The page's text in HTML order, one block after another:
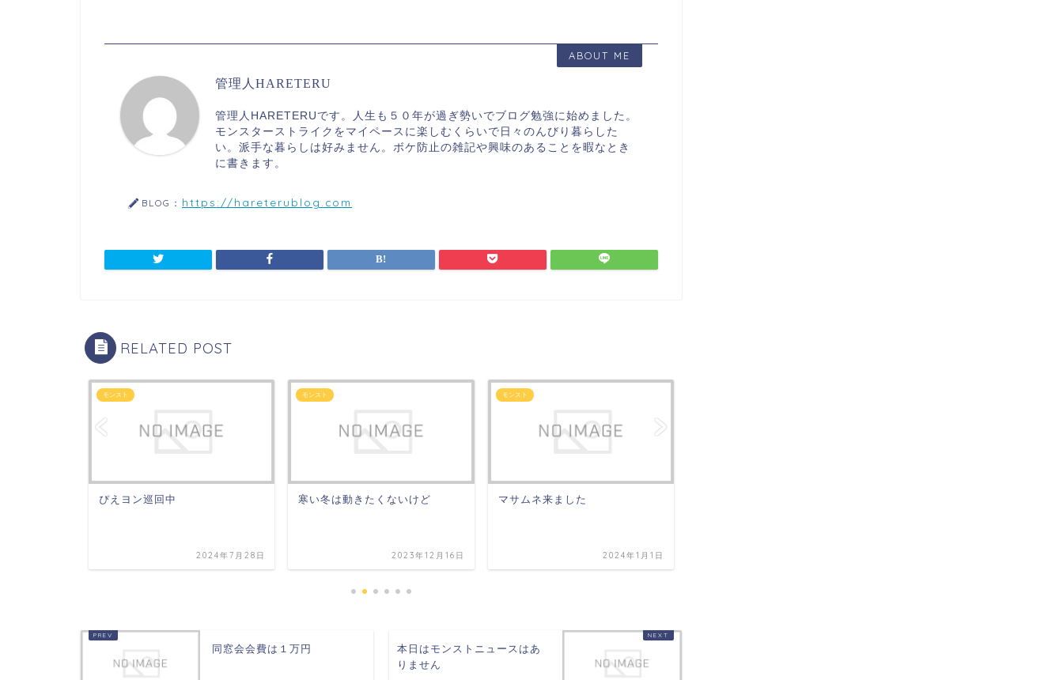
ABOUT ME
管理人HARETERU
管理人HARETERUです。人生も５０年が過ぎ勢いでブログ勉強に始めました。
モンスターストライクをマイペースに楽しむくらいで日々のんびり暮らした
い。派手な暮らしは好みません。ボケ防止の雑記や興味のあることを暇なとき
に書きます。
BLOG： https://hareterublog.com
RELATED POST
モンスト
ぴえヨン巡回中
2024年7月28日
モンスト
寒い冬は動きたくないけど
2023年12月16日
モンスト
マサムネ来ました
2024年1月1日
同窓会会費は１万円
本日はモンストニュースはあ
りません